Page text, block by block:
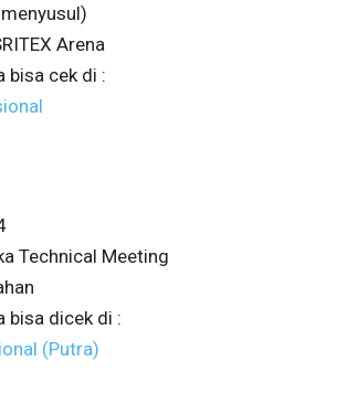
Arena
bisa cek di :
Technical Meeting
bisa dicek di :
(Putra)